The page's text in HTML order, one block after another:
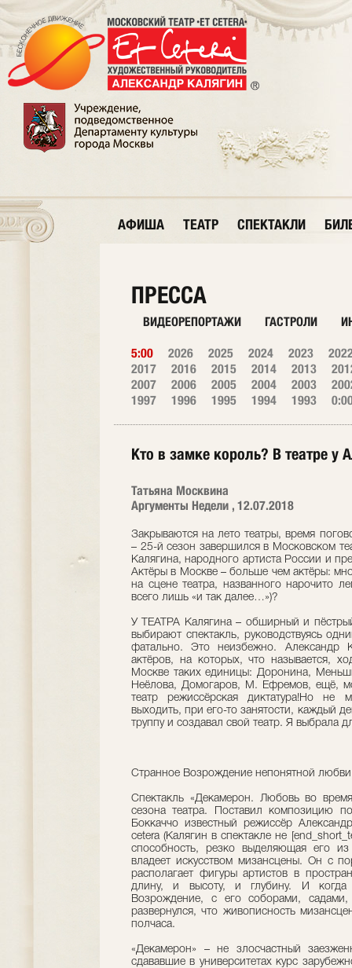
АФИША ТЕАТР СПЕКТАКЛИ
ПРЕССА
ВИДЕОРЕПОРТАЖИ ГАСТРОЛИ
5:00 2026 2025 2024 2023
2017
2016 2015 2014 2013
2007
2006 2005 2004 2003
1997
1996 1995 1994 1993
Кто в замке король? В театре у
Татьяна Москвина
Аргументы Недели , 12.07.2018
Закрываются на лето театры, время
– 25-й сезон завершился в Московском
Калягина, народного артиста России и
Актёры в Москве – больше чем актёры:
на сцене театра, названного нарочито
всего лишь «и так далее…»)?
У ТЕАТРА Калягина – обширный и
выбирают спектакль, руководствуясь
фатально. Это неизбежно. Александр
актёров, на которых, что называется,
Москве таких единицы: Доронина,
Неёлова, Домогаров, М. Ефремов, ещё,
театр режиссёрская диктатура!Но не
выходить, при его-то занятости, каждый
труппу и создавал свой театр. Я выбрала
Странное Возрождение непонятной любви
Спектакль «Декамерон. Любовь во
сезона театра. Поставил композицию
Боккаччо известный режиссёр
cetera (Калягин в спектакле не
способность, резко выделяющая его
владеет искусством мизансцены. Он с
располагает фигуры артистов в
длину, и высоту, и глубину. И когда
Возрождение, с его соборами,
развернулся, что живописность
полчаса.
«Декамерон» – не злосчастный
сдававшие в университетах курс